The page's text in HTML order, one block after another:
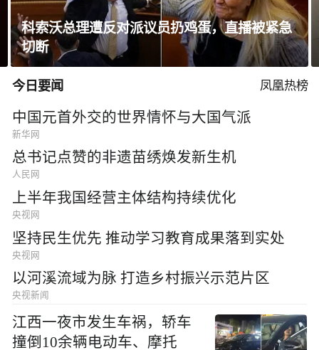
对派议员扔鸡蛋，直播被紧急
高圆圆晒出游
今日要闻 凤凰热榜
中国元首外交的世界情怀与大国气派
新华网
总书记点赞的非遗苗绣焕发新生机
人民网
上半年我国经营主体结构持续优化
央视网
坚持民生优先 推动学习教育成果落到实处
央视网
以河溪流域为脉 打造乡村振兴示范片区
央视新闻
江西一夜市发生车祸，轿车
撞倒10余辆电动车、摩托